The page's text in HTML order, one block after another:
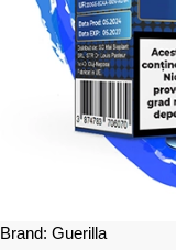
Brand: Guerilla